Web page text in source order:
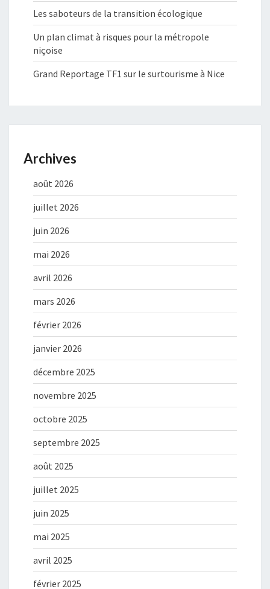
Les saboteurs de la transition écologique
Un plan climat à risques pour la métropole
niçoise
Grand Reportage TF1 sur le surtourisme à Nice
Archives
août 2026
juillet 2026
juin 2026
mai 2026
avril 2026
mars 2026
février 2026
janvier 2026
décembre 2025
novembre 2025
octobre 2025
septembre 2025
août 2025
juillet 2025
juin 2025
mai 2025
avril 2025
février 2025